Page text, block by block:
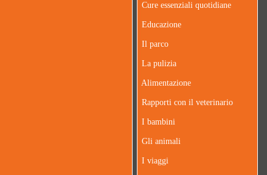
Cure essenziali quotidiane
Educazione
Il parco
La pulizia
Alimentazione
Rapporti con il veterinario
I bambini
Gli animali
I viaggi